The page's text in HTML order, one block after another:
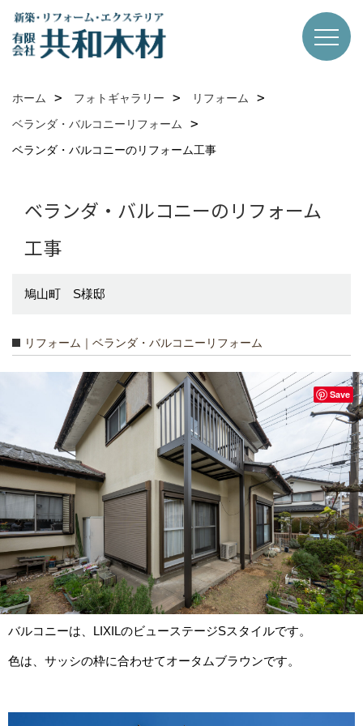
ホーム フォトギャラリー
リフォーム
ベランダ・バルコニーリフォーム
ベランダ・バルコニーのリフォーム工事
ベランダ・バルコニーのリフォーム
工事
鳩山町 S様邸
リフォーム｜ベランダ・バルコニーリフォーム
バルコニーは、LIXILのビューステージSスタイルです。
色は、サッシの枠に合わせてオータムブラウンです。
Save